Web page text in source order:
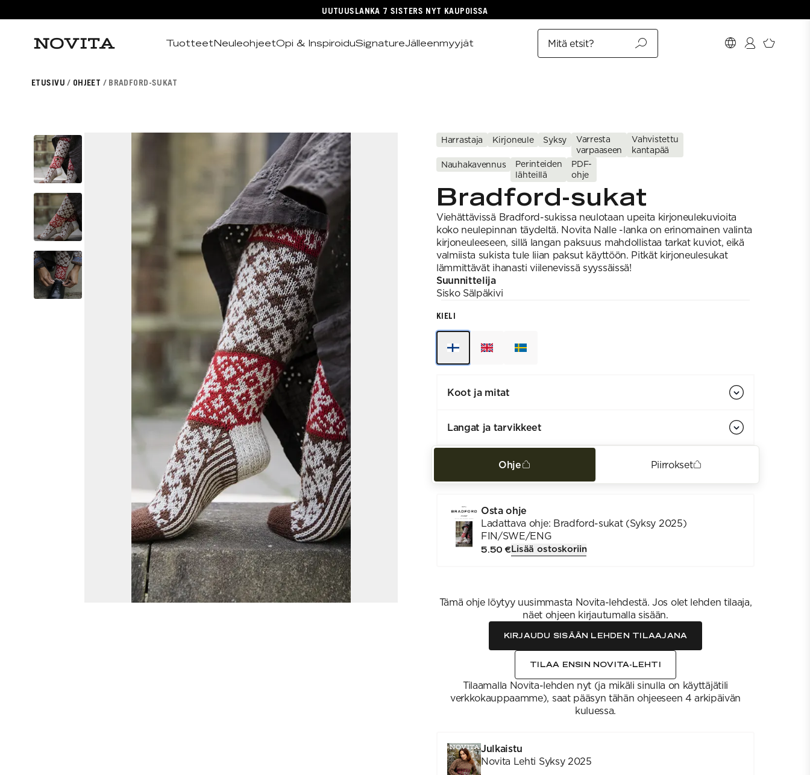
UUTUUSLANKA 7 SISTERS NYT KAUPOISSA
TuotteetNeuleohjeetOpi & InspiroiduSignatureJälleenmyyjät Mitä etsit?
ETUSIVU OHJEET BRADFORD-SUKAT
Harrastaja Kirjoneule Syksy
Varresta
varpaaseen
Vahvistettu
kantapää
Nauhakavennus
Perinteiden
lähteillä
PDF-
ohje
Bradford-sukat
Viehättävissä Bradford-sukissa neulotaan upeita kirjoneulekuvioita
koko neulepinnan täydeltä. Novita Nalle -lanka on erinomainen valinta
kirjoneuleeseen, sillä langan paksuus mahdollistaa tarkat kuviot, eikä
valmiista sukista tule liian paksut käyttöön. Pitkät kirjoneulesukat
lämmittävät ihanasti viilenevissä syyssäissä!​
Suunnittelija
Sisko Sälpäkivi
KIELI
Koot ja mitat
Langat ja tarvikkeet
Ohje Piirrokset
Osta ohje
Ladattava ohje: Bradford-sukat (Syksy 2025)
FIN/SWE/ENG
5.50 €Lisää ostoskoriin
Tämä ohje löytyy uusimmasta Novita-lehdestä. Jos olet lehden tilaaja,
näet ohjeen kirjautumalla sisään.
KIRJAUDU SISÄÄN LEHDEN TILAAJANA
TILAA ENSIN NOVITA-LEHTI
Tilaamalla Novita-lehden nyt (ja mikäli sinulla on käyttäjätili
verkkokauppaamme), saat pääsyn tähän ohjeeseen 4 arkipäivän
kuluessa.
Julkaistu
Novita Lehti Syksy 2025